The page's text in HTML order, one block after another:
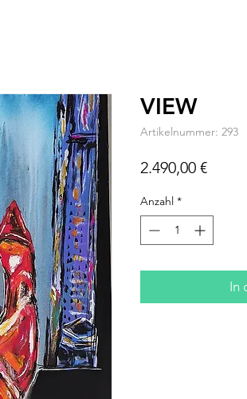
VIEW
Artikelnummer: 293
2.490,00 €Preis
Anzahl *
In